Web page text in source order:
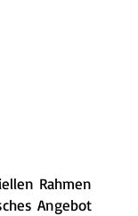
Rahmen
Angebot